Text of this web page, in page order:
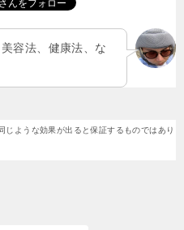
容法、健康法、な
ような効果が出ると保証するものではあり